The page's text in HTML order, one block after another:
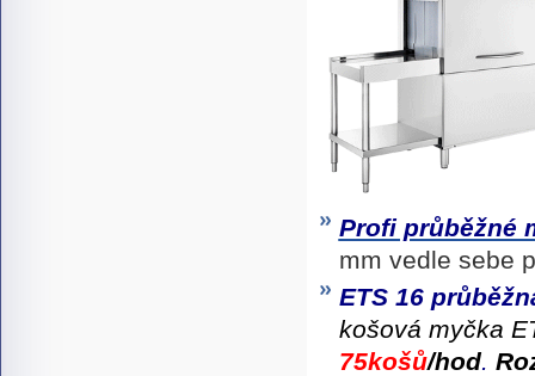
Profi průběžné
mm vedle sebe
ETS 16
košová myčka
75košů/hod.